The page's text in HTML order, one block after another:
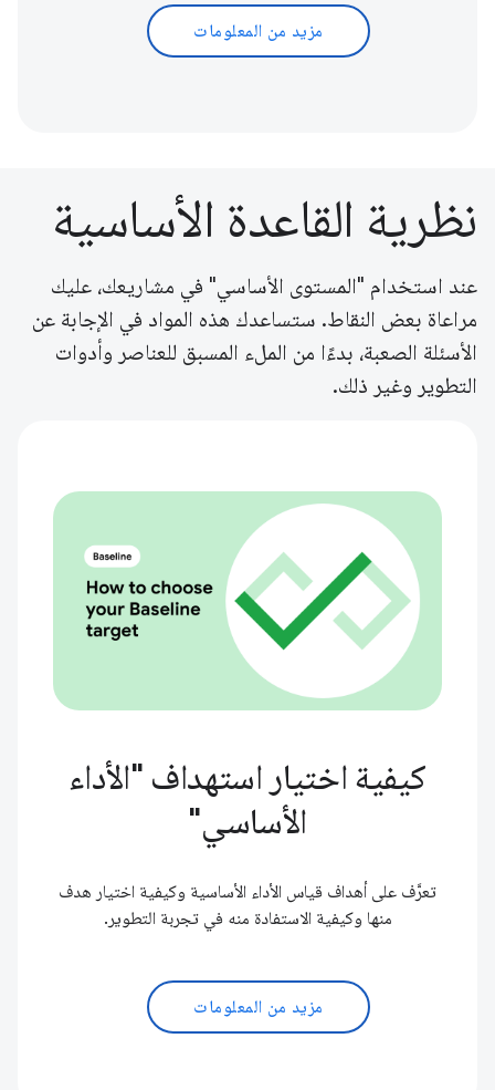
مزيد من المعلومات
نظرية القاعدة الأساسية
عند استخدام "المستوى الأساسي" في مشاريعك، عليك
مراعاة بعض النقاط. ستساعدك هذه المواد في الإجابة عن
الأسئلة الصعبة، بدءًا من الملء المسبق للعناصر وأدوات
التطوير وغير ذلك.
كيفية اختيار استهداف "الأداء
الأساسي"
تعرَّف على أهداف قياس الأداء الأساسية وكيفية اختيار هدف
منها وكيفية الاستفادة منه في تجربة التطوير.
مزيد من المعلومات